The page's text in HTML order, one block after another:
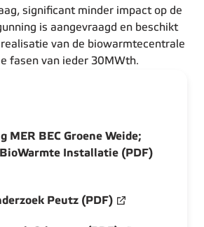
significant minder impact op de
is aangevraagd en beschikt
van de biowarmtecentrale
fasen van ieder 30MWth.
MER BEC Groene Weide;
Installatie (PDF)
Peutz (PDF)